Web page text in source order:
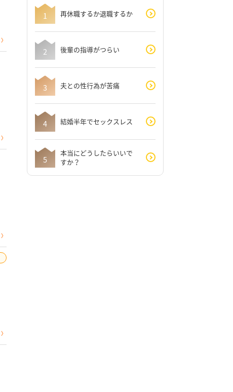
再休職するか退職するか
後輩の指導がつらい
夫との性行為が苦痛
結婚半年でセックスレス
本当にどうしたらいいで
すか？